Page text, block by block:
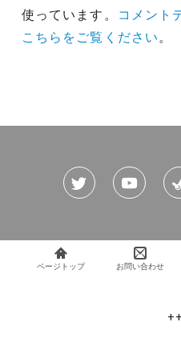
使っています。
コメント
こちらをご覧ください 。
ページトップ お問い合わせ